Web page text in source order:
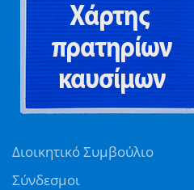
Διοικητικό Συμβούλιο
Σύνδεσμοι